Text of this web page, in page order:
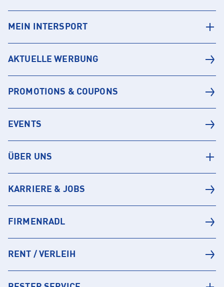
MEIN INTERSPORT
AKTUELLE WERBUNG
PROMOTIONS & COUPONS
EVENTS
ÜBER UNS
KARRIERE & JOBS
FIRMENRADL
RENT / VERLEIH